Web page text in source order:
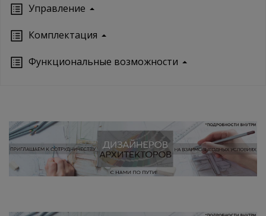
Управление
Кoмплектация
Функциональные возможности